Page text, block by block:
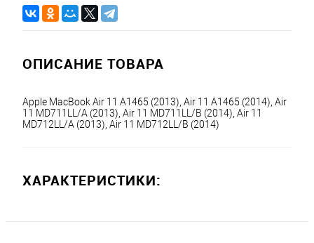
ОПИСАНИЕ ТОВАРА
Apple MacBook Air 11 A1465 (2013), Air 11 A1465 (2014), Air
11 MD711LL/A (2013), Air 11 MD711LL/B (2014), Air 11
MD712LL/A (2013), Air 11 MD712LL/B (2014)
ХАРАКТЕРИСТИКИ: